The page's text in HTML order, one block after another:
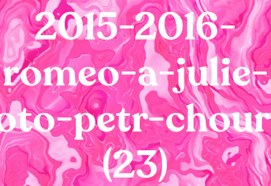
2015-2016-
romeo-a-julie-
petr-
(23)